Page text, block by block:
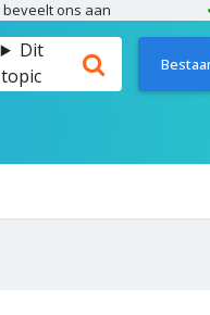
beveelt ons aan
Dit
topic